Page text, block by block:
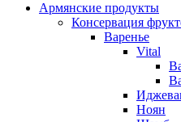
Армянские продукты
Консервация
Варенье
Vital
Ноян